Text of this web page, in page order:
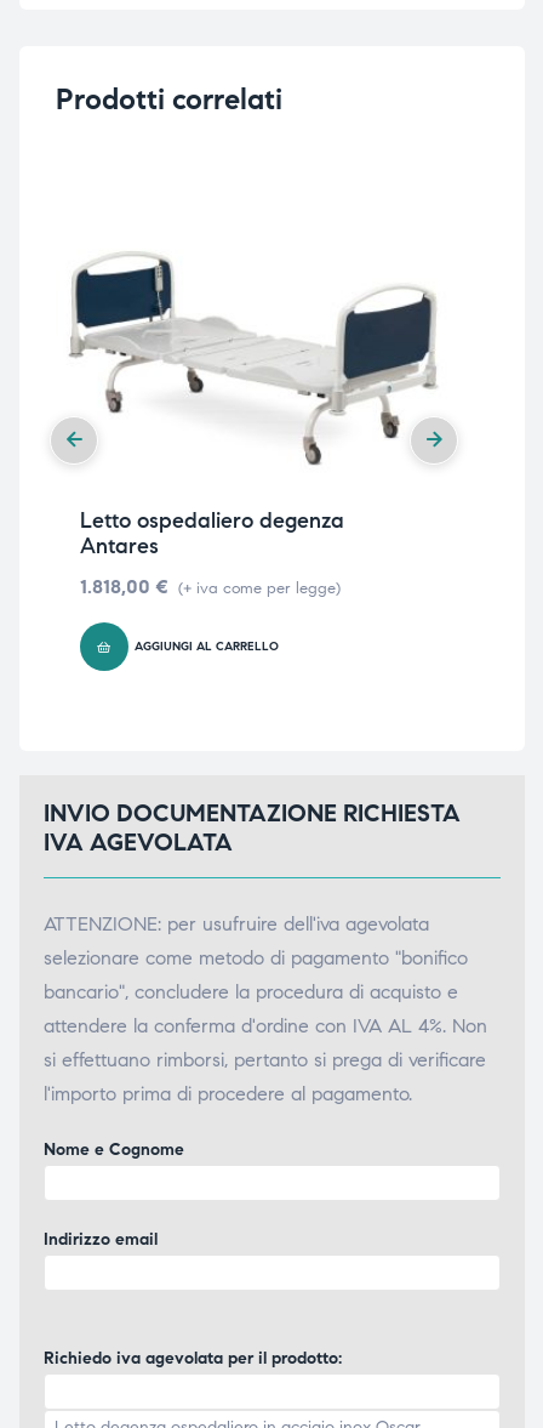
Prodotti correlati
Letto ospedaliero degenza
Antares
1.818,00 € (+ iva come per legge)
AGGIUNGI AL CARRELLO
INVIO DOCUMENTAZIONE RICHIESTA
IVA AGEVOLATA
ATTENZIONE: per usufruire dell'iva agevolata
selezionare come metodo di pagamento "bonifico
bancario", concludere la procedura di acquisto e
attendere la conferma d'ordine con IVA AL 4%. Non
si effettuano rimborsi, pertanto si prega di verificare
l'importo prima di procedere al pagamento.
Nome e Cognome
Indirizzo email
Richiedo iva agevolata per il prodotto: